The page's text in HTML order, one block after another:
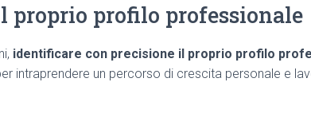
proprio profilo professionale
identificare con precisione il proprio profilo
intraprendere un percorso di crescita personale e